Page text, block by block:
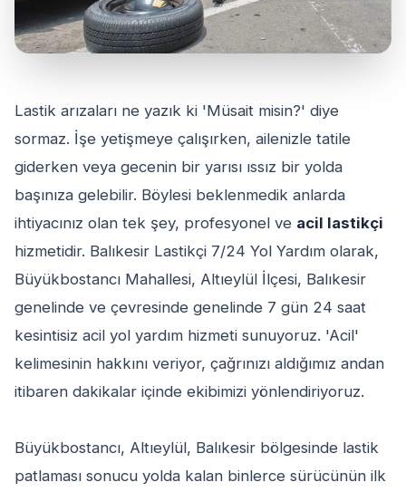
Lastik arızaları ne yazık ki 'Müsait misin?' diye
sormaz. İşe yetişmeye çalışırken, ailenizle tatile
giderken veya gecenin bir yarısı ıssız bir yolda
başınıza gelebilir. Böylesi beklenmedik anlarda
ihtiyacınız olan tek şey, profesyonel ve acil lastikçi
hizmetidir. Balıkesir Lastikçi 7/24 Yol Yardım olarak,
Büyükbostancı Mahallesi, Altıeylül İlçesi, Balıkesir
genelinde ve çevresinde genelinde 7 gün 24 saat
kesintisiz acil yol yardım hizmeti sunuyoruz. 'Acil'
kelimesinin hakkını veriyor, çağrınızı aldığımız andan
itibaren dakikalar içinde ekibimizi yönlendiriyoruz.
Büyükbostancı, Altıeylül, Balıkesir bölgesinde lastik
patlaması sonucu yolda kalan binlerce sürücünün ilk